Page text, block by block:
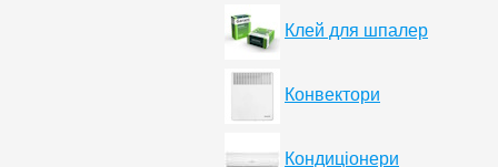
Клей для шпалер
Конвектори
Кондиціонери